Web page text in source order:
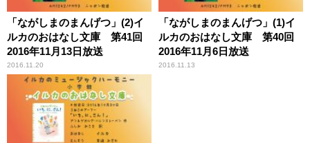
「ながしまのまんげつ」(2)イ
ルカのおはなし文庫 第41回
2016年11月13日放送
2016.11.20
「ながしまのまんげつ」(1)イ
ルカのおはなし文庫 第40回
2016年11月6日放送
2016.11.13